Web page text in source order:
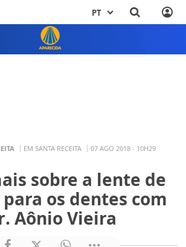
PT
EM SANTA RECEITA 07 AGO 2018 - 10H29
sobre a lente de
os dentes com
Aônio Vieira